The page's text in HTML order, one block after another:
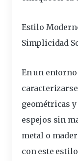
Estilo
Simplicidad
En un
geométricas
espejos sin
metal o
con este